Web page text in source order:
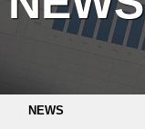
NEWS